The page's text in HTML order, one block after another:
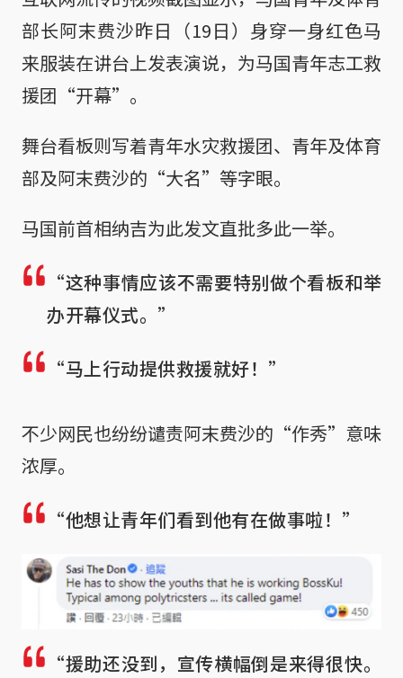
部长阿末费沙昨日（19日）身穿一身红色马
来服装在讲台上发表演说，为马国青年志工救
援团“开幕”。
舞台看板则写着青年水灾救援团、青年及体育
部及阿末费沙的“大名”等字眼。
马国前首相纳吉为此发文直批多此一举。
“这种事情应该不需要特别做个看板和举
办开幕仪式。”
“马上行动提供救援就好！”
不少网民也纷纷谴责阿末费沙的“作秀”意味
浓厚。
“他想让青年们看到他有在做事啦！”
“援助还没到，宣传横幅倒是来得很快。